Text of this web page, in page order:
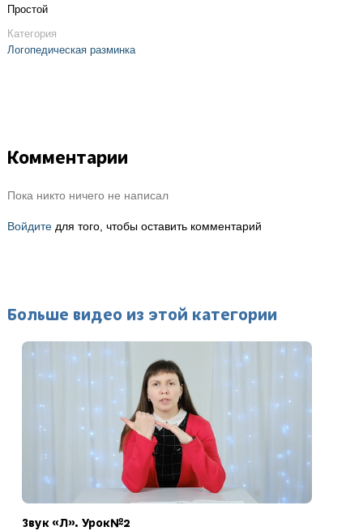
Простой
Категория
Логопедическая разминка
Комментарии
Пока никто ничего не написал
Войдитедля того, чтобы оставить комментарий
Больше видео из этой категории
Звук «Л». Урок№2